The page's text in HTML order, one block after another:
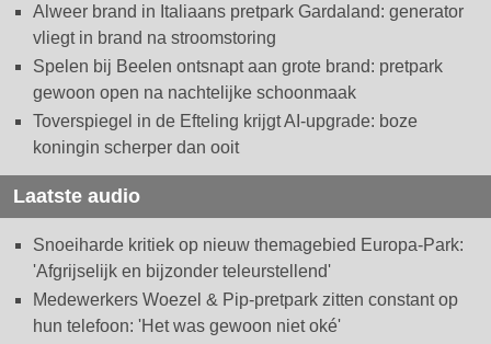
Alweer brand in Italiaans pretpark Gardaland: generator
vliegt in brand na stroomstoring
Spelen bij Beelen ontsnapt aan grote brand: pretpark
gewoon open na nachtelijke schoonmaak
Toverspiegel in de Efteling krijgt AI-upgrade: boze
koningin scherper dan ooit
Laatste audio
Snoeiharde kritiek op nieuw themagebied Europa-Park:
'Afgrijselijk en bijzonder teleurstellend'
Medewerkers Woezel & Pip-pretpark zitten constant op
hun telefoon: 'Het was gewoon niet oké'